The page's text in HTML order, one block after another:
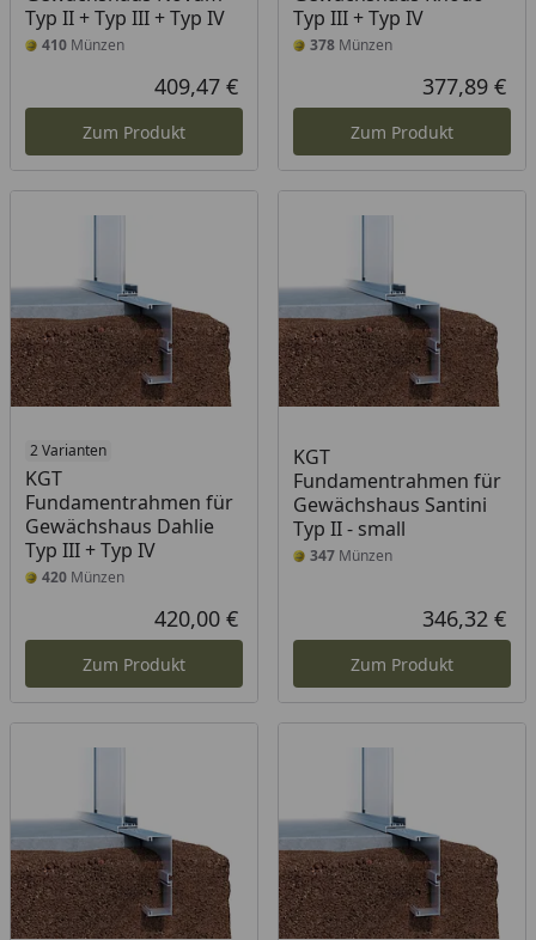
Typ II + Typ III + Typ IV
410 Münzen
Aktueller Preis
409,47 €
Zum Produkt
Typ III + Typ IV
378Münzen
377,89 €
Zum Produkt
2 Varianten
KGT
Fundamentrahmen für
Gewächshaus Dahlie
Typ III + Typ IV
420 Münzen
Aktueller Preis
420,00 €
Zum Produkt
KGT
Fundamentrahmen für
Gewächshaus Santini
Typ II - small
347Münzen
346,32 €
Zum Produkt